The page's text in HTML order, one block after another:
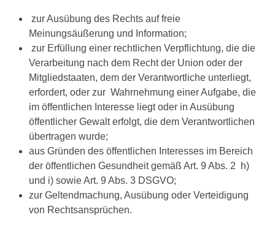
zur Ausübung des Rechts auf freie
Meinungsäußerung und Information;
zur Erfüllung einer rechtlichen Verpflichtung, die die
Verarbeitung nach dem Recht der Union oder der
Mitgliedstaaten, dem der Verantwortliche unterliegt,
erfordert, oder zur Wahrnehmung einer Aufgabe, die
im öffentlichen Interesse liegt oder in Ausübung
öffentlicher Gewalt erfolgt, die dem Verantwortlichen
übertragen wurde;
aus Gründen des öffentlichen Interesses im Bereich
der öffentlichen Gesundheit gemäß Art. 9 Abs. 2 h)
und i) sowie Art. 9 Abs. 3 DSGVO;
zur Geltendmachung, Ausübung oder Verteidigung
von Rechtsansprüchen.